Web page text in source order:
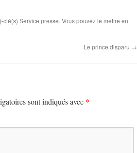
clé(s) Service presse. Vous pouvez le mettre en
Le prince disparu →
sont indiqués avec *